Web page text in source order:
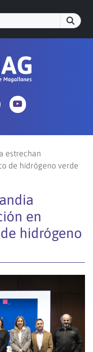
estrechan
de hidrógeno verde
en
hidrógeno